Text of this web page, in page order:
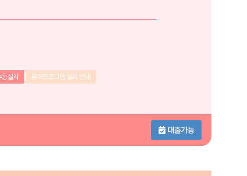
설치 뷰어프로그램 설치 안내
대출가능